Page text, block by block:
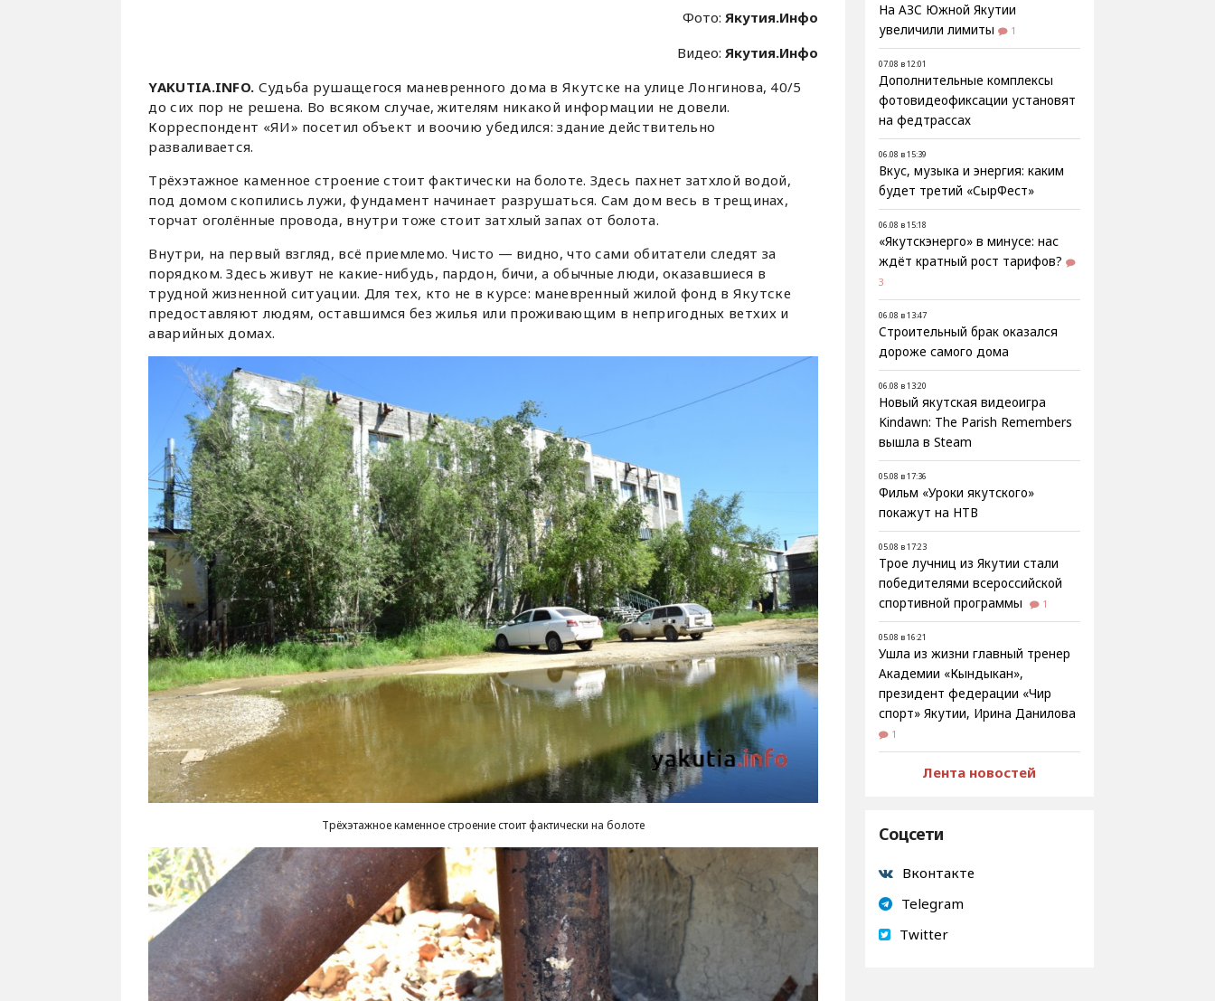
Фото:Якутия.Инфо
Видео:Якутия.Инфо
YAKUTIA.INFO. Судьба рушащегося маневренного дома в Якутске на улице Лонгинова, 40/5
до сих пор не решена. Во всяком случае, жителям никакой информации не довели.
Корреспондент «ЯИ» посетил объект и воочию убедился: здание действительно
разваливается.
Трёхэтажное каменное строение стоит фактически на болоте. Здесь пахнет затхлой водой,
под домом скопились лужи, фундамент начинает разрушаться. Сам дом весь в трещинах,
торчат оголённые провода, внутри тоже стоит затхлый запах от болота.
Внутри, на первый взгляд, всё приемлемо. Чисто — видно, что сами обитатели следят за
порядком. Здесь живут не какие-нибудь, пардон, бичи, а обычные люди, оказавшиеся в
трудной жизненной ситуации. Для тех, кто не в курсе: маневренный жилой фонд в Якутске
предоставляют людям, оставшимся без жилья или проживающим в непригодных ветхих и
аварийных домах.
Трёхэтажное каменное строение стоит фактически на болоте
На АЗС Южной Якутии
увеличили лимиты
1
07.08 в 12:01
Дополнительные комплексы
фотовидеофиксации установят
на федтрассах
06.08 в 15:39
Вкус, музыка и энергия: каким
будет третий «СырФест»
06.08 в 15:18
«Якутскэнерго» в минусе: нас
ждёт кратный рост тарифов?
3
06.08 в 13:47
Строительный брак оказался
дороже самого дома
06.08 в 13:20
Новый якутская видеоигра
Kindawn: The Parish Remembers
вышла в Steam
05.08 в 17:36
Фильм «Уроки якутского»
покажут на НТВ
05.08 в 17:23
Трое лучниц из Якутии стали
победителями всероссийской
спортивной программы
1
05.08 в 16:21
Ушла из жизни главный тренер
Академии «Кындыкан»,
президент федерации «Чир
спорт» Якутии, Ирина Данилова
1
Лента новостей
Соцсети
Вконтакте
Telegram
Twitter